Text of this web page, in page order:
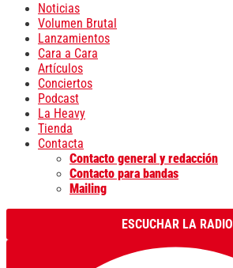
Noticias
Volumen Brutal
Lanzamientos
Cara a Cara
Artículos
Conciertos
Podcast
La Heavy
Tienda
Contacta
Contacto general y redacción
Contacto para bandas
Mailing
ESCUCHAR LA RADIO